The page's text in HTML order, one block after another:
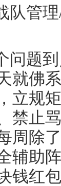
队管
问题
就佛
立规
禁止
周除
辅助
钱红